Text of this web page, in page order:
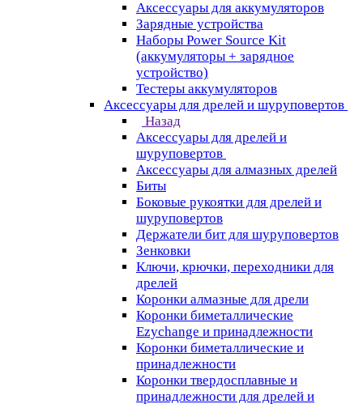
Аксессуары для аккумуляторов
Зарядные устройства
Наборы Power Source Kit
(аккумуляторы + зарядное
устройство)
Тестеры аккумуляторов
Аксессуары для дрелей и шуруповертов
Назад
Аксессуары для дрелей и
шуруповертов
Аксессуары для алмазных дрелей
Биты
Боковые рукоятки для дрелей и
шуруповертов
Держатели бит для шуруповертов
Зенковки
Ключи, крючки, переходники для
дрелей
Коронки алмазные для дрели
Коронки биметаллические
Ezychange и принадлежности
Коронки биметаллические и
принадлежности
Коронки твердосплавные и
принадлежности для дрелей и